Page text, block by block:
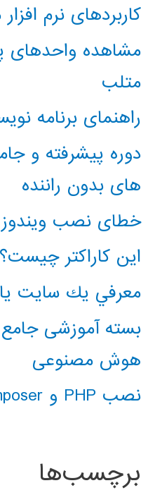
کاربردهای نرم
مشاهده واحدهای
متلب
راهنمای برنامه
دوره پیشرفته و
های بدون راننده
خطای نصب ویندوز
این کاراکتر چیست؟ 65279
معرفي يك سايت
بسته آموزشی
هوش مصنوعی
نصب PHP و composer در ویندوز 10
برچسب‌ها